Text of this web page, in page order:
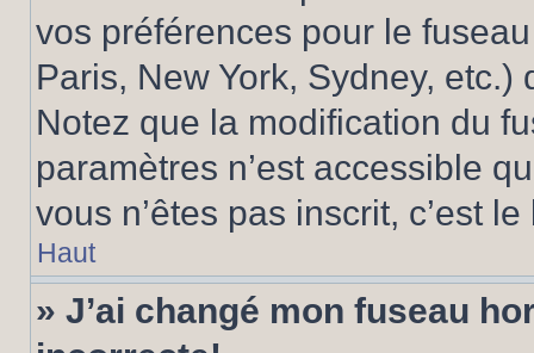
vos préférences pour le
Paris, New York, Sydney, etc.)
Notez que la modification du
paramètres n’est accessible
vous n’êtes pas inscrit, c’est
Haut
» J’ai changé mon fuseau